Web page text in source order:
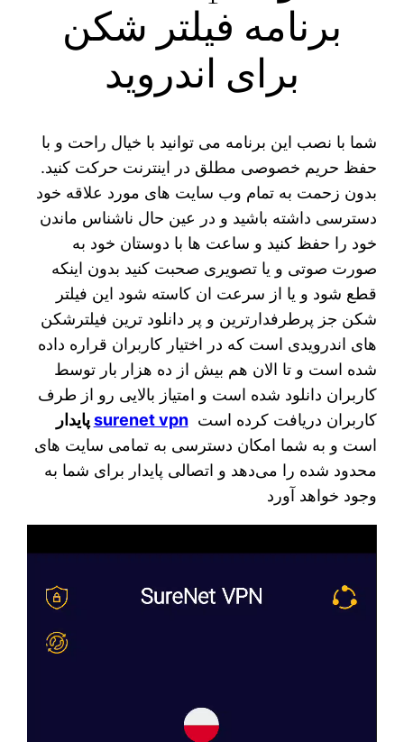
برنامه فیلتر شکن
برای اندروید
شما با نصب این برنامه می توانید با خیال راحت و با
حفظ حریم خصوصی مطلق در اینترنت حرکت کنید.
بدون زحمت به تمام وب سایت های مورد علاقه خود
دسترسی داشته باشید و در عین حال ناشناس ماندن
خود را حفظ کنید و ساعت ها با دوستان خود به
صورت صوتی و یا تصویری صحبت کنید بدون اینکه
قطع شود و یا از سرعت ان کاسته شود این فیلتر
شکن جز پرطرفدارترین و پر دانلود ترین فیلترشکن
های اندرویدی است که در اختیار کاربران قراره داده
شده است و تا الان هم بیش از ده هزار بار توسط
کاربران دانلود شده است و امتیاز بالایی رو از طرف
کاربران دریافت کرده استsurenet vpnپایدار
است و به شما امکان دسترسی به تمامی سایت های
محدود شده را می‌دهد و اتصالی پایدار برای شما به
وجود خواهد آورد